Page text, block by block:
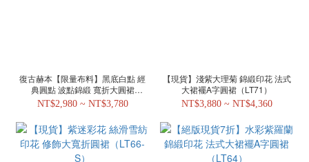
復古赫本【限量布料】黑底白點 經
典圓點 波點錦緞 寬折大圓裙
（AE41）
NT$2,980 ~ NT$3,780
【現貨】淺紫大理菊 錦緞印花 法式
大裙襬A字圓裙（LT71）
NT$3,880 ~ NT$4,360